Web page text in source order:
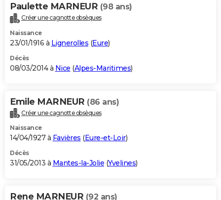
Paulette MARNEUR (98 ans)
Créer une cagnotte obsèques
Naissance
23/01/1916 à Lignerolles (Eure)
Décès
08/03/2014 à Nice (Alpes-Maritimes)
Emile MARNEUR (86 ans)
Créer une cagnotte obsèques
Naissance
14/04/1927 à Favières (Eure-et-Loir)
Décès
31/05/2013 à Mantes-la-Jolie (Yvelines)
Rene MARNEUR (92 ans)